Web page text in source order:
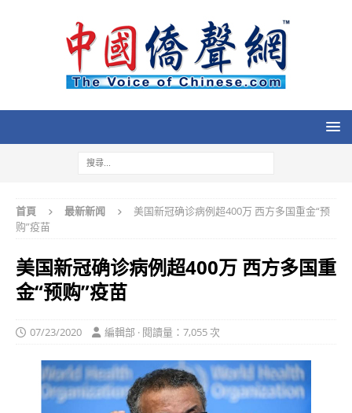
首頁 最新新闻
美国新冠确诊病例超400万 西方多国重金“预
购”疫苗
美国新冠确诊病例超400万 西方多国重
金“预购”疫苗
07/23/2020 編輯部 · 閱讀量：7,055 次